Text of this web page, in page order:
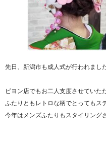
先日、新潟市も成人式が行われました
ビヨン店でもお二人支度させていた
ふたりともレトロな柄でとってもス
今年はメンズふたりもスタイリング